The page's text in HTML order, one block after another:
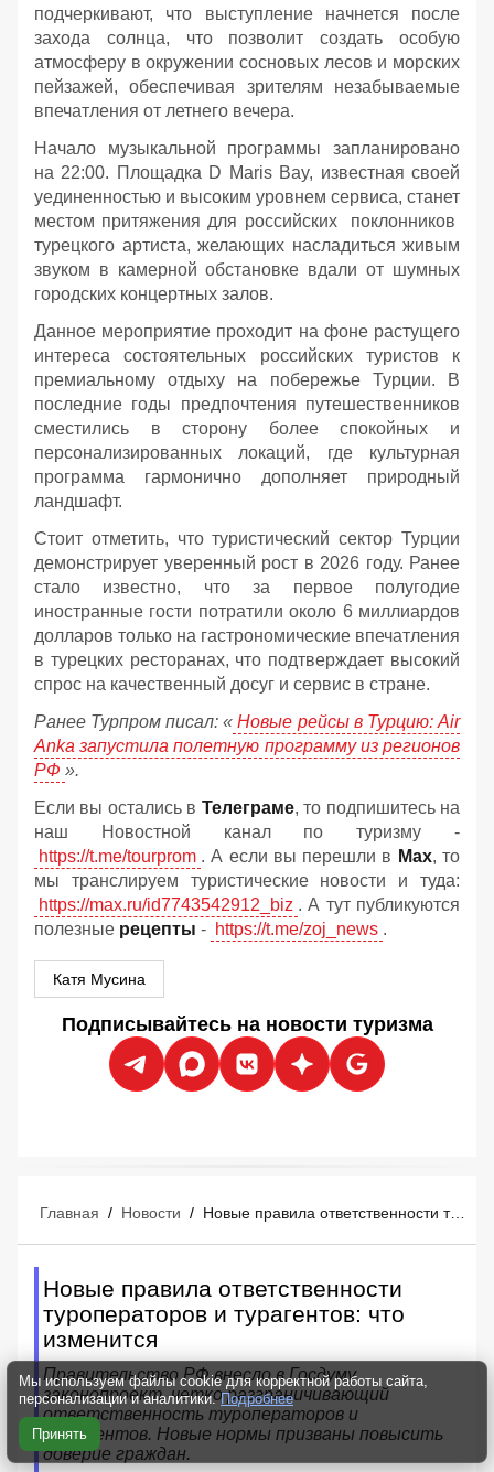
подчеркивают, что выступление начнется после
захода солнца, что позволит создать особую
атмосферу в окружении сосновых лесов и морских
пейзажей, обеспечивая зрителям незабываемые
впечатления от летнего вечера.
Начало музыкальной программы запланировано
на 22:00. Площадка D Maris Bay, известная своей
уединенностью и высоким уровнем сервиса, станет
местом притяжения для российских поклонников
турецкого артиста, желающих насладиться живым
звуком в камерной обстановке вдали от шумных
городских концертных залов.
Данное мероприятие проходит на фоне растущего
интереса состоятельных российских туристов к
премиальному отдыху на побережье Турции. В
последние годы предпочтения путешественников
сместились в сторону более спокойных и
персонализированных локаций, где культурная
программа гармонично дополняет природный
ландшафт.
Стоит отметить, что туристический сектор Турции
демонстрирует уверенный рост в 2026 году. Ранее
стало известно, что за первое полугодие
иностранные гости потратили около 6 миллиардов
долларов только на гастрономические впечатления
в турецких ресторанах, что подтверждает высокий
спрос на качественный досуг и сервис в стране.
Ранее Турпром писал: « Новые рейсы в Турцию: Air
Anka запустила полетную программу из регионов
РФ ».
Если вы остались в Телеграме, то подпишитесь на
наш Новостной канал по туризму -
https://t.me/tourprom . А если вы перешли в Мах, то
мы транслируем туристические новости и туда:
https://max.ru/id7743542912_biz . А тут публикуются
полезные рецепты - https://t.me/zoj_news .
Катя Мусина
Подписывайтесь на новости туризма
Главная / Новости / Новые правила ответственности туроператоров и турагентов: что изменится
Новые правила ответственности
туроператоров и турагентов: что
изменится
Правительство РФ внесло в Госдуму
законопроект, четко разграничивающий
ответственность туроператоров и
турагентов. Новые нормы призваны повысить
доверие граждан.
Мы используем файлы cookie для корректной работы сайта,
персонализации и аналитики. Подробнее
Принять